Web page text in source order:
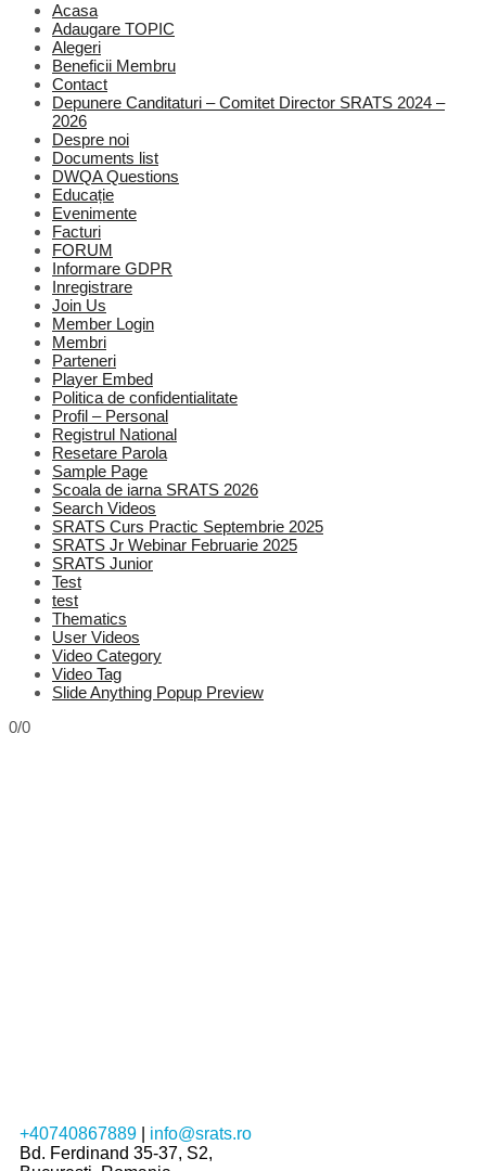
Acasa
Adaugare TOPIC
Alegeri
Beneficii Membru
Contact
Depunere Canditaturi – Comitet Director SRATS 2024 –
2026
Despre noi
Documents list
DWQA Questions
Educație
Evenimente
Facturi
FORUM
Informare GDPR
Inregistrare
Join Us
Member Login
Membri
Parteneri
Player Embed
Politica de confidentialitate
Profil – Personal
Registrul National
Resetare Parola
Sample Page
Scoala de iarna SRATS 2026
Search Videos
SRATS Curs Practic Septembrie 2025
SRATS Jr Webinar Februarie 2025
SRATS Junior
Test
test
Thematics
User Videos
Video Category
Video Tag
Slide Anything Popup Preview
0/0
+40740867889
info@srats.ro
Bd. Ferdinand 35-37, S2,